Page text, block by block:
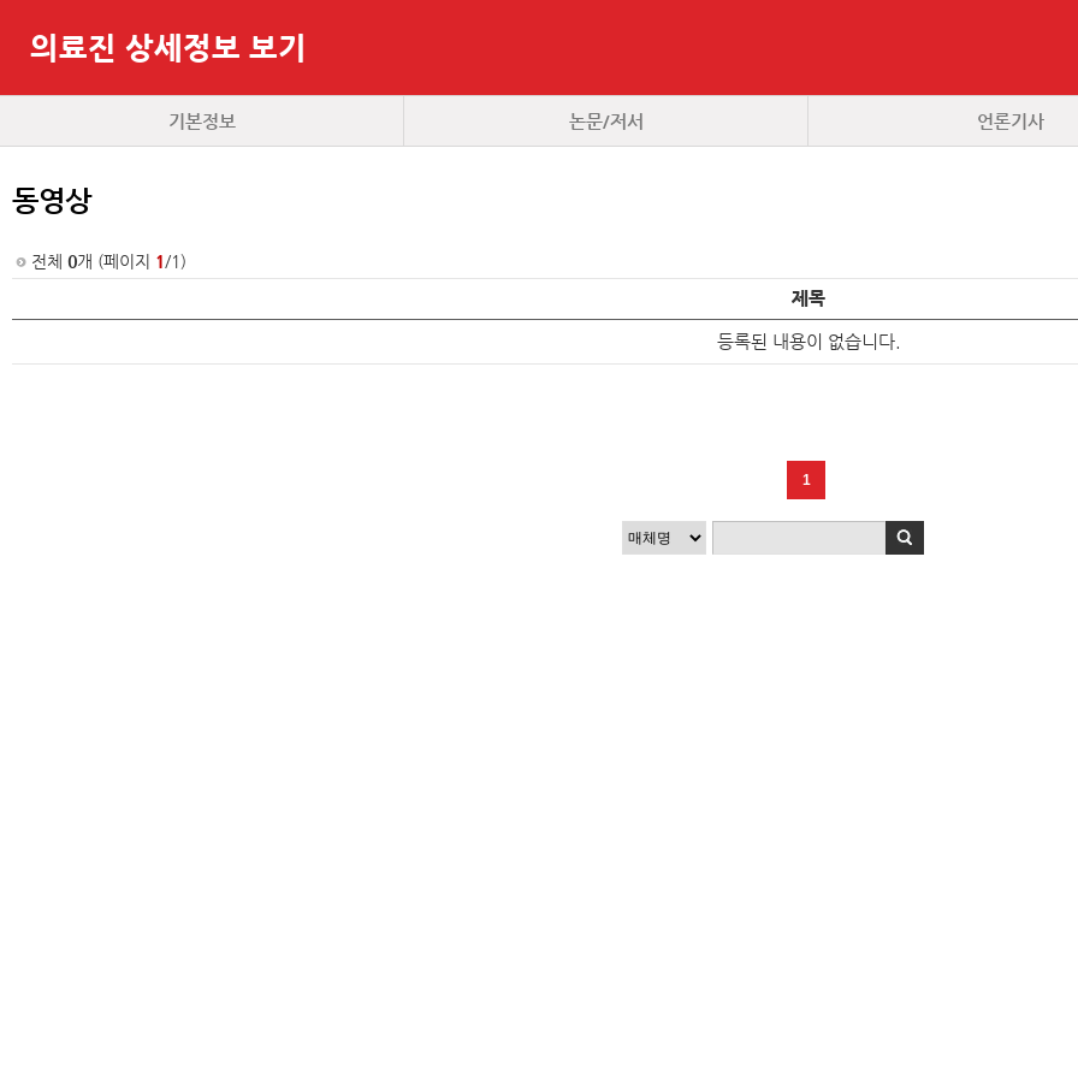
의료진 상세정보 보기
기본정보 논문/저서 언론기사
동영상
전체 0개 (페이지 1/1)
제목
등록된 내용이 없습니다.
1